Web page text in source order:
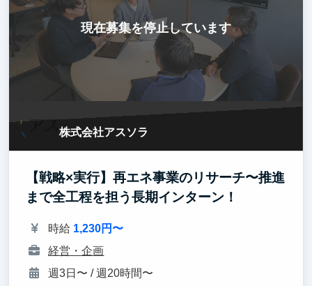
現在募集を停止しています
株式会社アスソラ
【戦略×実行】再エネ事業のリサーチ〜推進
まで全工程を担う長期インターン！
時給 1,230円〜
経営・企画
週3日〜 / 週20時間〜